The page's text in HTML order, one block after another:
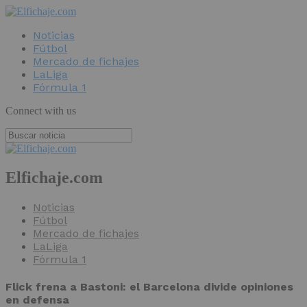
Noticias
Fútbol
Mercado de fichajes
LaLiga
Fórmula 1
Connect with us
Elfichaje.com
Noticias
Fútbol
Mercado de fichajes
LaLiga
Fórmula 1
Flick frena a Bastoni: el Barcelona divide opiniones
en defensa